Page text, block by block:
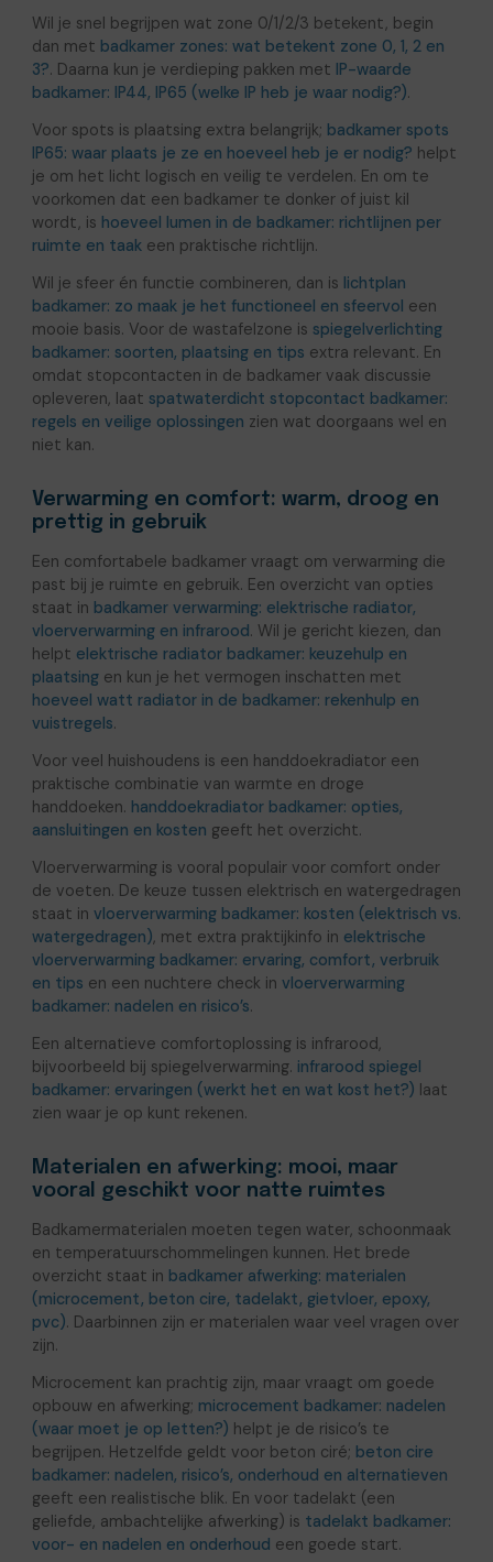
Wil je snel begrijpen wat zone 0/1/2/3 betekent, begin
dan met badkamer zones: wat betekent zone 0, 1, 2 en
3?. Daarna kun je verdieping pakken met IP-waarde
badkamer: IP44, IP65 (welke IP heb je waar nodig?).
Voor spots is plaatsing extra belangrijk; badkamer spots
IP65: waar plaats je ze en hoeveel heb je er nodig? helpt
je om het licht logisch en veilig te verdelen. En om te
voorkomen dat een badkamer te donker of juist kil
wordt, is hoeveel lumen in de badkamer: richtlijnen per
ruimte en taakeen praktische richtlijn.
Wil je sfeer én functie combineren, dan is lichtplan
badkamer: zo maak je het functioneel en sfeervol een
mooie basis. Voor de wastafelzone is spiegelverlichting
badkamer: soorten, plaatsing en tips extra relevant. En
omdat stopcontacten in de badkamer vaak discussie
opleveren, laat spatwaterdicht stopcontact badkamer:
regels en veilige oplossingen zien wat doorgaans wel en
niet kan.
Verwarming en comfort: warm, droog en
prettig in gebruik
Een comfortabele badkamer vraagt om verwarming die
past bij je ruimte en gebruik. Een overzicht van opties
staat in badkamer verwarming: elektrische radiator,
vloerverwarming en infrarood. Wil je gericht kiezen, dan
helpt elektrische radiator badkamer: keuzehulp en
plaatsingen kun je het vermogen inschatten met
hoeveel watt radiator in de badkamer: rekenhulp en
vuistregels.
Voor veel huishoudens is een handdoekradiator een
praktische combinatie van warmte en droge
handdoeken. handdoekradiator badkamer: opties,
aansluitingen en kosten geeft het overzicht.
Vloerverwarming is vooral populair voor comfort onder
de voeten. De keuze tussen elektrisch en watergedragen
staat in vloerverwarming badkamer: kosten (elektrisch vs.
watergedragen), met extra praktijkinfo in elektrische
vloerverwarming badkamer: ervaring, comfort, verbruik
en tips en een nuchtere check in vloerverwarming
badkamer: nadelen en risico’s.
Een alternatieve comfortoplossing is infrarood,
bijvoorbeeld bij spiegelverwarming. infrarood spiegel
badkamer: ervaringen (werkt het en wat kost het?) laat
zien waar je op kunt rekenen.
Materialen en afwerking: mooi, maar
vooral geschikt voor natte ruimtes
Badkamermaterialen moeten tegen water, schoonmaak
en temperatuurschommelingen kunnen. Het brede
overzicht staat in badkamer afwerking: materialen
(microcement, beton cire, tadelakt, gietvloer, epoxy,
pvc). Daarbinnen zijn er materialen waar veel vragen over
zijn.
Microcement kan prachtig zijn, maar vraagt om goede
opbouw en afwerking; microcement badkamer: nadelen
(waar moet je op letten?) helpt je de risico’s te
begrijpen. Hetzelfde geldt voor beton ciré; beton cire
badkamer: nadelen, risico’s, onderhoud en alternatieven
geeft een realistische blik. En voor tadelakt (een
geliefde, ambachtelijke afwerking) is tadelakt badkamer:
voor- en nadelen en onderhoud een goede start.